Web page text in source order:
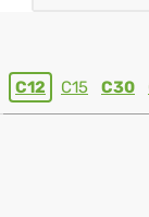
C12 C15 C30